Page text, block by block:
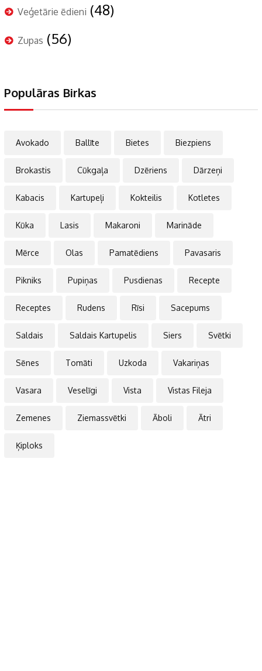
Veģetārie ēdieni (48)
Zupas (56)
Populāras Birkas
Avokado Ballīte Bietes Biezpiens
Brokastis Cūkgaļa Dzēriens Dārzeņi
Kabacis Kartupeļi Kokteilis Kotletes
Kūka Lasis Makaroni Marināde
Mērce Olas Pamatēdiens Pavasaris
Pikniks Pupiņas Pusdienas Recepte
Receptes Rudens Rīsi Sacepums
Saldais Saldais Kartupelis Siers Svētki
Sēnes Tomāti Uzkoda Vakariņas
Vasara Veselīgi Vista Vistas Fileja
Zemenes Ziemassvētki Āboli Ātri
Ķiploks